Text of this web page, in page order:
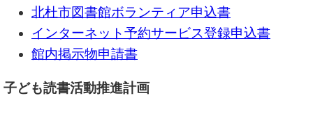
北杜市図書館ボランティア申込書
インターネット予約サービス登録申込書
館内掲示物申請書
子ども読書活動推進計画